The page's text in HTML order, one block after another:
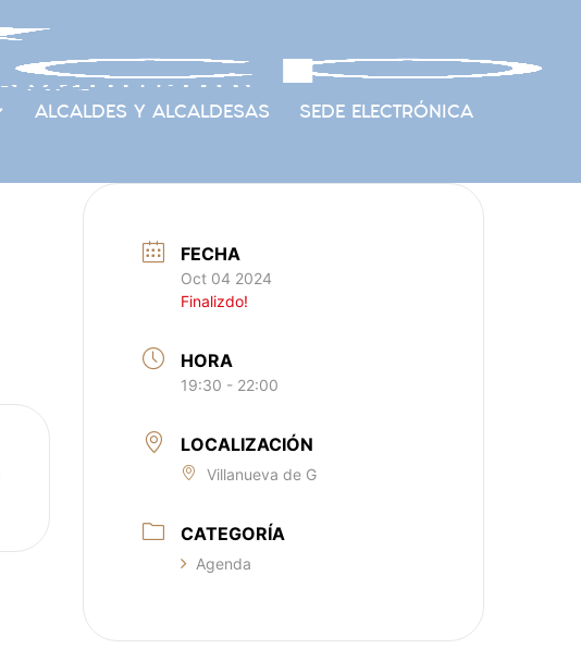
ALCALDES Y ALCALDESAS SEDE ELECTRÓNICA
FECHA
Oct 04 2024
Finalizdo!
HORA
19:30 - 22:00
LOCALIZACIÓN
Villanueva de G
CATEGORÍA
Agenda